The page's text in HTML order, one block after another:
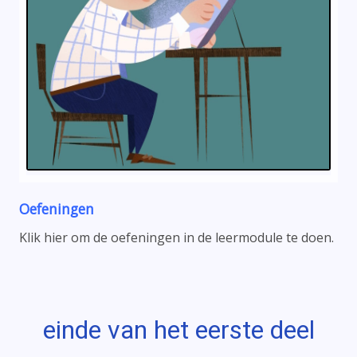
Oefeningen
Klik hier om de oefeningen in de leermodule te doen.
einde van het eerste deel